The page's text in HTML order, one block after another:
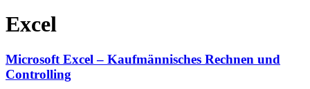
Excel
Microsoft Excel – Kaufmännisches Rechnen und
Controlling